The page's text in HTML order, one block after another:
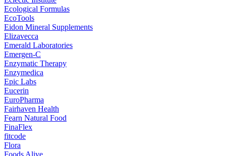
Ecological Formulas
EcoTools
Eidon Mineral Supplements
Elizavecca
Emerald Laboratories
Emergen-C
Enzymatic Therapy
Enzymedica
Epic Labs
Eucerin
EuroPharma
Fairhaven Health
Fearn Natural Food
FinaFlex
fitcode
Flora
Foods Alive